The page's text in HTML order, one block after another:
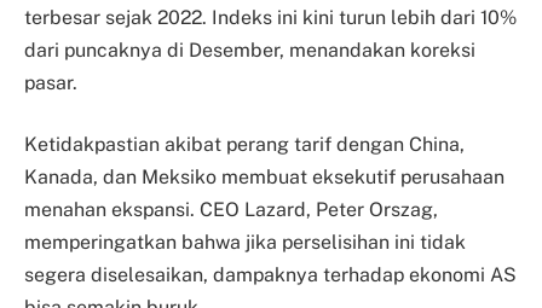
terbesar sejak 2022. Indeks ini kini turun lebih dari 10%
dari puncaknya di Desember, menandakan koreksi
pasar.
Ketidakpastian akibat perang tarif dengan China,
Kanada, dan Meksiko membuat eksekutif perusahaan
menahan ekspansi. CEO Lazard, Peter Orszag,
memperingatkan bahwa jika perselisihan ini tidak
segera diselesaikan, dampaknya terhadap ekonomi AS